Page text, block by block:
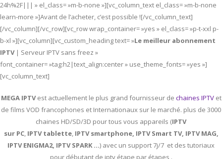
24h%2F||| » el_class= »m-b-none »][vc_column_text el_class= »m-b-none
learn-more »]Avant de l’acheter, c’est possible ![/vc_column_text]
[/vc_column][/vc_row][vc_row wrap_container= »yes » el_class= »p-t-xxl p-
b-xl »][vc_column][vc_custom_heading text= »Le meilleur abonnement
IPTV | Serveur IPTV sans freez »
font_container= »tag:h2|text_align:center » use_theme_fonts= »yes »]
[vc_column_text]
MEGA IPTVest actuellement le plus grand fournisseur de chaines IPTVet
de films VOD francophones et Internationaux sur le marché. plus de 3000
chaines HD/SD/3D pour tous vous appareils (IPTV
sur PC, IPTVtablette, IPTVsmartphone, IPTV Smart TV, IPTV MAG,
IPTV ENIGMA2, IPTV SPARK …) avec un support 7j/7 et des tutoriaux
pour débutant de iptv étape par étapes .